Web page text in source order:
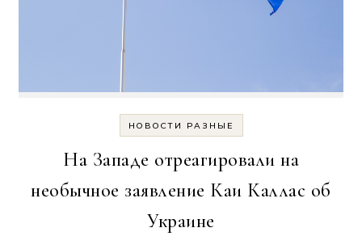
НОВОСТИ РАЗНЫЕ
На Западе отреагировали на
необычное заявление Каи Каллас об
Украине